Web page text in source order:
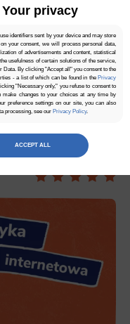
privacy
identifiers sent by your device and may store
your consent, we will process personal data,
of advertisements and content, statistical
usefulness of certain solutions of the service,
By clicking "Accept all" you consent to the
- a list of which can be found in the Privacy
"Necessary only," you refuse to consent to
make changes to your choices at any time by
preference settings on our site, you can also
processing, see our Privacy Policy.
and usability of the website by enabling
specific areas of the website. The website
choices you make while using our website. For
or to remember your login information,
ACCEPT ALL